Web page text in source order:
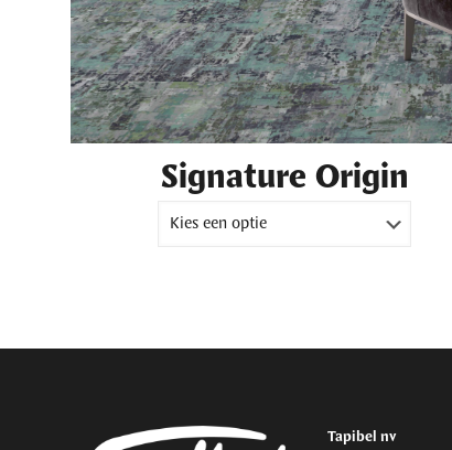
Signature Origin
Tapibel nv